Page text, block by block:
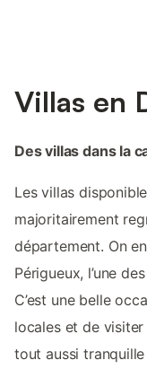
Villas en
Des villas dans la
Les villas
majoritairement
département. On
Périgueux, l’une
C’est une belle
locales et de
tout aussi